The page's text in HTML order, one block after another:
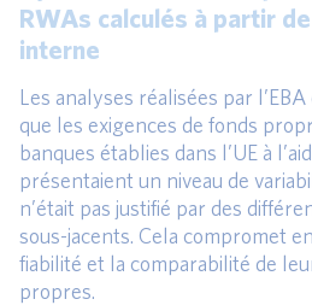
RWAs calculés à partir
interne
Les analyses réalisées par
que les exigences de fonds
banques établies dans l’UE à
présentaient un niveau de
n’était pas justifié par des
sous-jacents. Cela compromet
fiabilité et la comparabilité de
propres.